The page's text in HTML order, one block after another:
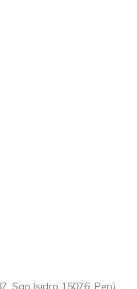
San Isidro 15076, Perú.